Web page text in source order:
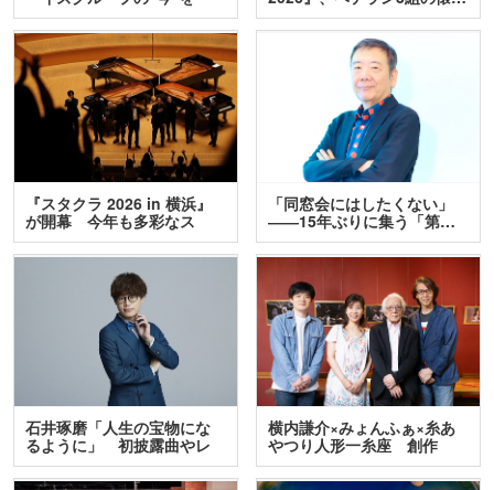
訊…
『スタクラ 2026 in 横浜』
が開幕 今年も多彩なス
テ…
「同窓会にはしたくない」
――15年ぶりに集う「第…
石井琢磨「人生の宝物にな
るように」 初披露曲やレ
ア…
横内謙介×みょんふぁ×糸あ
やつり人形一糸座 創作
人…